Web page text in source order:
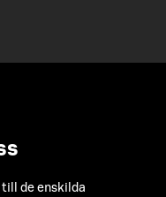
de enskilda